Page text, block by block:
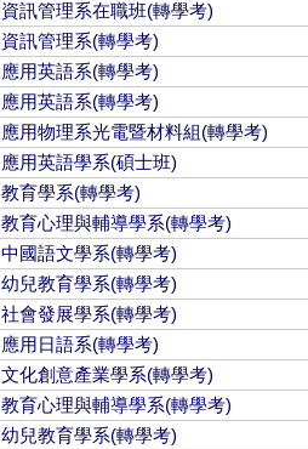
資訊管理系在職班(轉學考)
資訊管理系(轉學考)
應用英語系(轉學考)
應用英語系(轉學考)
應用物理系光電暨材料組(轉學考)
應用英語學系(碩士班)
教育學系(轉學考)
教育心理與輔導學系(轉學考)
中國語文學系(轉學考)
幼兒教育學系(轉學考)
社會發展學系(轉學考)
應用日語系(轉學考)
文化創意產業學系(轉學考)
教育心理與輔導學系(轉學考)
幼兒教育學系(轉學考)